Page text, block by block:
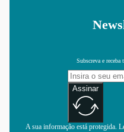
Subscreva e receba
Assinar
A sua informação está protegida.